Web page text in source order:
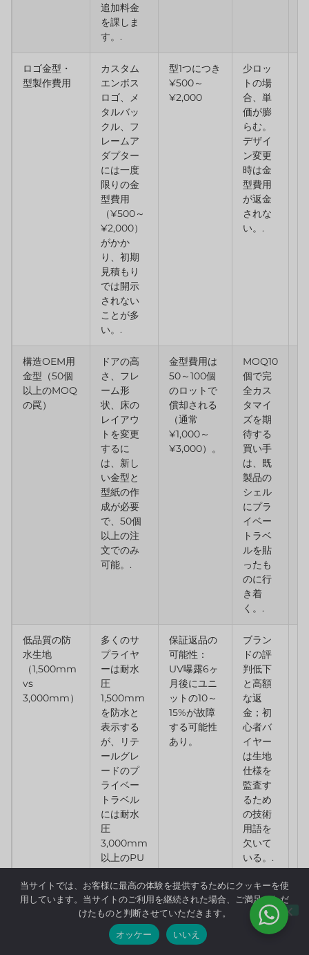
追加料金
を課しま
す。.
ロゴ金型・
型製作費用
カスタム
エンボス
ロゴ、メ
タルバッ
クル、フ
レームア
ダプター
には一度
限りの金
型費用
（¥500～
¥2,000）
がかか
り、初期
見積もり
では開示
されない
ことが多
い。.
型1つにつき
¥500～
¥2,000
少ロッ
トの場
合、単
価が膨
らむ。
デザイ
ン変更
時は金
型費用
が返金
されな
い。.
構造OEM用
金型（50個
以上のMOQ
の罠）
ドアの高
さ、フレ
ーム形
状、床の
レイアウ
トを変更
するに
は、新し
い金型と
型紙の作
成が必要
で、50個
以上の注
文でのみ
可能。.
金型費用は
50～100個
のロットで
償却される
（通常
¥1,000～
¥3,000）。
MOQ10
個で完
全カス
タマイ
ズを期
待する
買い手
は、既
製品の
シェル
にプラ
イベー
トラベ
ルを貼
ったも
のに行
き着
く。.
低品質の防
水生地
（1,500mm
vs
3,000mm）
多くのサ
プライヤ
ーは耐水
圧
1,500mm
を防水と
表示する
が、リテ
ールグレ
ードのプ
ライベー
トラベル
には耐水
圧
3,000mm
以上のPU
コーティ
ング生地
と熱溶着
シームが
必要。.
保証返品の
可能性：
UV曝露6ヶ
月後にユニ
ットの10～
15%が故障
する可能性
あり。
ブラン
ドの評
判低下
と高額
な返
金；初
心者バ
イヤー
は生地
仕様を
監査す
るため
の技術
用語を
欠いて
いる。.
当サイトでは、お客様に最高の体験を提供するためにクッキーを使
用しています。当サイトのご利用を継続された場合、ご満足いただ
けたものと判断させていただきます。
オッケー
いいえ